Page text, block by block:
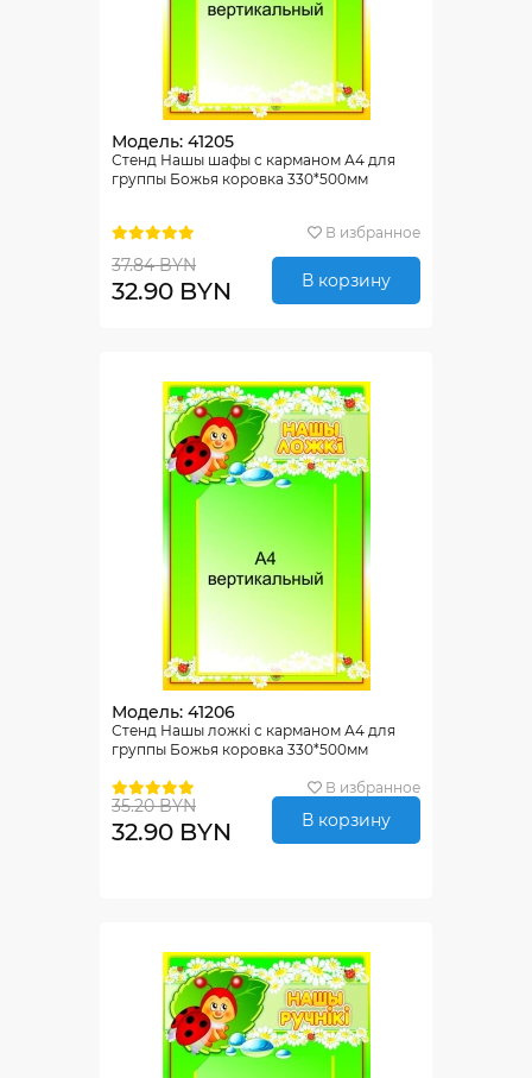
Модель: 41205
Стенд Нашы шафы с карманом А4 для
группы Божья коровка 330*500мм
В избранное
37.84 BYN
32.90 BYN В корзину
Модель: 41206
Стенд Нашы ложкi с карманом А4 для
группы Божья коровка 330*500мм
В избранное
35.20 BYN
32.90 BYN В корзину